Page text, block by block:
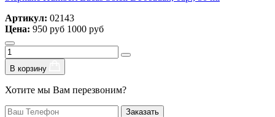
Артикул: 02143
Цена: 950 руб 1000 руб
В корзину
Хотите мы Вам перезвоним?
Заказать